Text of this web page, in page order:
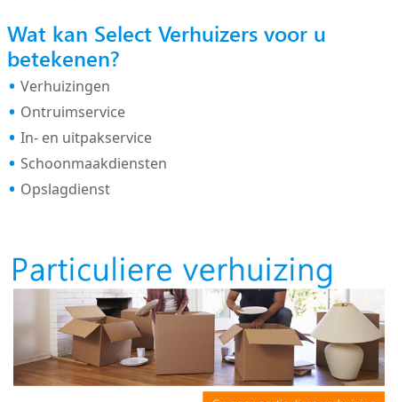
Wat kan Select Verhuizers voor u
betekenen?
Verhuizingen
Ontruimservice
In- en uitpakservice
Schoonmaakdiensten
Opslagdienst